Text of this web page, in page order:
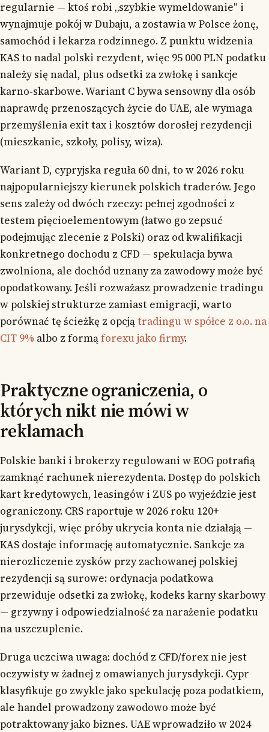
regularnie — ktoś robi „szybkie wymeldowanie" i
wynajmuje pokój w Dubaju, a zostawia w Polsce żonę,
samochód i lekarza rodzinnego. Z punktu widzenia
KAS to nadal polski rezydent, więc 95 000 PLN podatku
należy się nadal, plus odsetki za zwłokę i sankcje
karno‑skarbowe. Wariant C bywa sensowny dla osób
naprawdę przenoszących życie do UAE, ale wymaga
przemyślenia exit tax i kosztów dorosłej rezydencji
(mieszkanie, szkoły, polisy, wiza).
Wariant D, cypryjska reguła 60 dni, to w 2026 roku
najpopularniejszy kierunek polskich traderów. Jego
sens zależy od dwóch rzeczy: pełnej zgodności z
testem pięcioelementowym (łatwo go zepsuć
podejmując zlecenie z Polski) oraz od kwalifikacji
konkretnego dochodu z CFD — spekulacja bywa
zwolniona, ale dochód uznany za zawodowy może być
opodatkowany. Jeśli rozważasz prowadzenie tradingu
w polskiej strukturze zamiast emigracji, warto
porównać tę ścieżkę z opcjątradingu w spółce z o.o. na
CIT 9% albo z formąforexu jako firmy.
Praktyczne ograniczenia, o
których nikt nie mówi w
reklamach
Polskie banki i brokerzy regulowani w EOG potrafią
zamknąć rachunek nierezydenta. Dostęp do polskich
kart kredytowych, leasingów i ZUS po wyjeździe jest
ograniczony. CRS raportuje w 2026 roku 120+
jurysdykcji, więc próby ukrycia konta nie działają —
KAS dostaje informację automatycznie. Sankcje za
nierozliczenie zysków przy zachowanej polskiej
rezydencji są surowe: ordynacja podatkowa
przewiduje odsetki za zwłokę, kodeks karny skarbowy
— grzywny i odpowiedzialność za narażenie podatku
na uszczuplenie.
Druga uczciwa uwaga: dochód z CFD/forex nie jest
oczywisty w żadnej z omawianych jurysdykcji. Cypr
klasyfikuje go zwykle jako spekulację poza podatkiem,
ale handel prowadzony zawodowo może być
potraktowany jako biznes. UAE wprowadziło w 2024